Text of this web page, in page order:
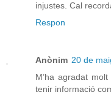
injustes. Cal
Respon
Anònim 20 de
M’ha agradat
tenir informació